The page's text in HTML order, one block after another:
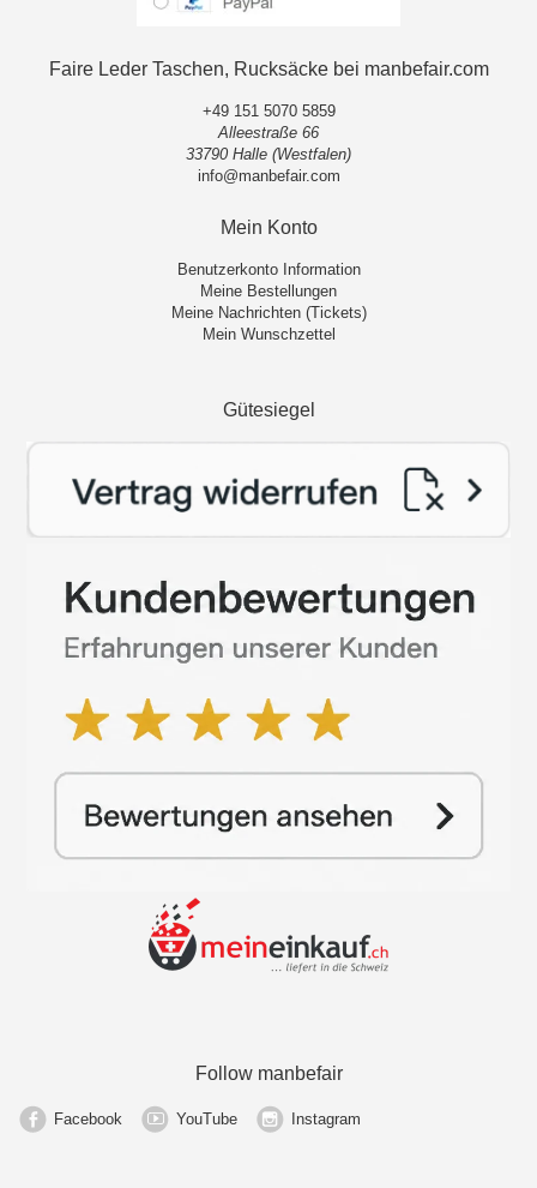
Faire Leder Taschen, Rucksäcke bei manbefair.com
+49 151 5070 5859
Alleestraße 66
33790 Halle (Westfalen)
info@manbefair.com
Mein Konto
Benutzerkonto Information
Meine Bestellungen
Meine Nachrichten (Tickets)
Mein Wunschzettel
Gütesiegel
Follow manbefair
Facebook YouTube Instagram